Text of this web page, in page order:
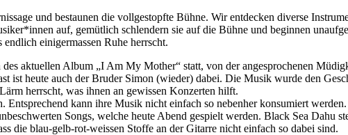
und bestaunen die vollgestopfte Bühne. Wir entdecken diverse
auf, gemütlich schlendern sie auf die Bühne und beginnen
einigermassen Ruhe herrscht.
aktuellen Album „I Am My Mother“ statt, von der angesprochenen
ist heute auch der Bruder Simon (wieder) dabei. Die Musik wurde den
herrscht, was ihnen an gewissen Konzerten hilft.
Entsprechend kann ihre Musik nicht einfach so nebenher konsumiert
Songs, welche heute Abend gespielt werden. Black Sea Dahu
die blau-gelb-rot-weissen Stoffe an der Gitarre nicht einfach so dabei sind.